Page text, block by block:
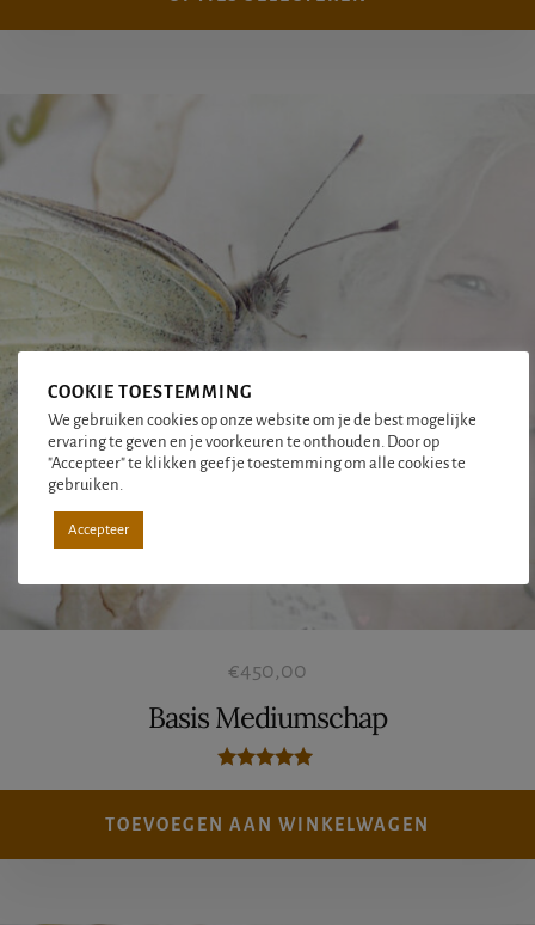
€450,00
Basis Mediumschap
uit 5
TOEVOEGEN AAN WINKELWAGEN
COOKIE TOESTEMMING
We gebruiken cookies op onze website om je de best mogelijke
ervaring te geven en je voorkeuren te onthouden. Door op
"Accepteer" te klikken geef je toestemming om alle cookies te
gebruiken.
Accepteer